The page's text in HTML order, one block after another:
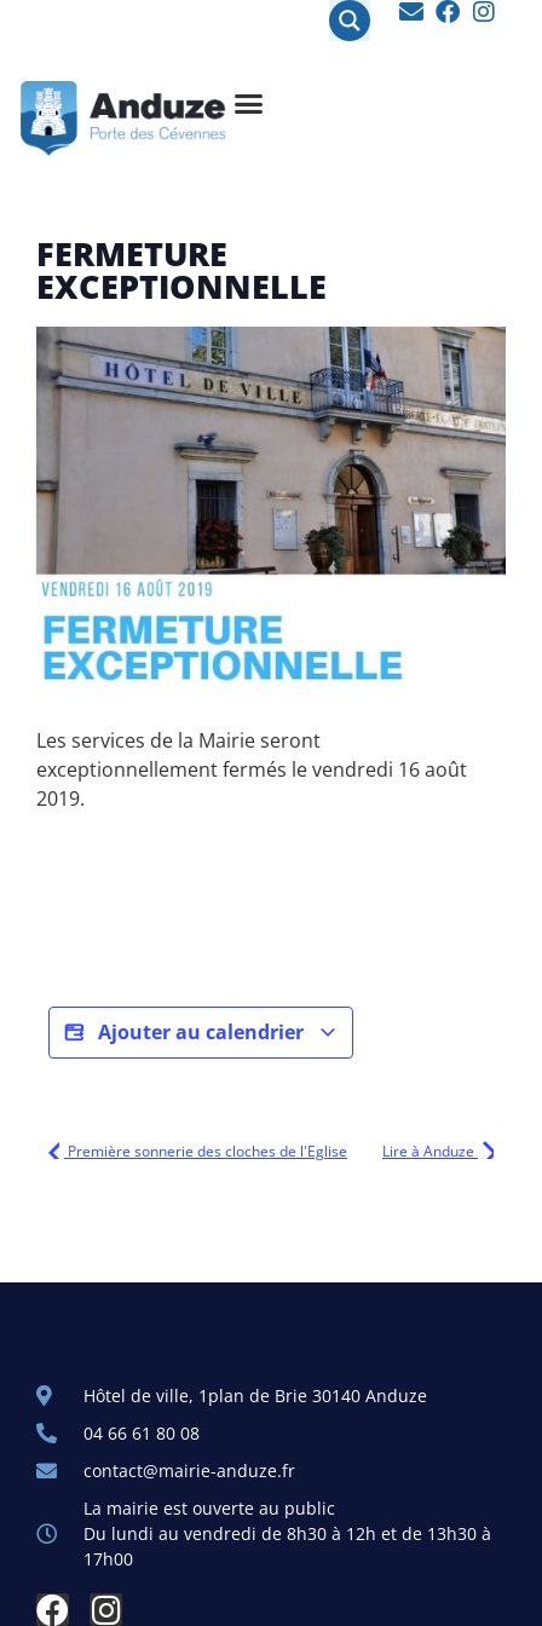
FERMETURE
EXCEPTIONNELLE
Les services de la Mairie seront
exceptionnellement fermés le vendredi 16 août
2019.
Ajouter au calendrier
Première sonnerie des cloches de l'Eglise Lire à Anduze
Hôtel de ville, 1plan de Brie 30140 Anduze
04 66 61 80 08
contact@mairie-anduze.fr
La mairie est ouverte au public
Du lundi au vendredi de 8h30 à 12h et de 13h30 à
17h00